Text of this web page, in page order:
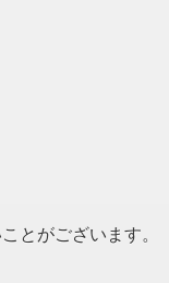
ことがございます。